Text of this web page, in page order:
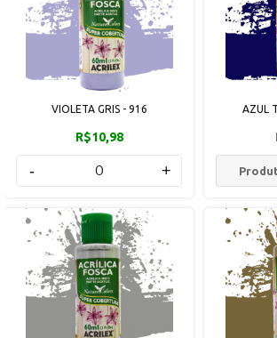
VIOLETA GRIS - 916
R$10,98
- +
AZUL